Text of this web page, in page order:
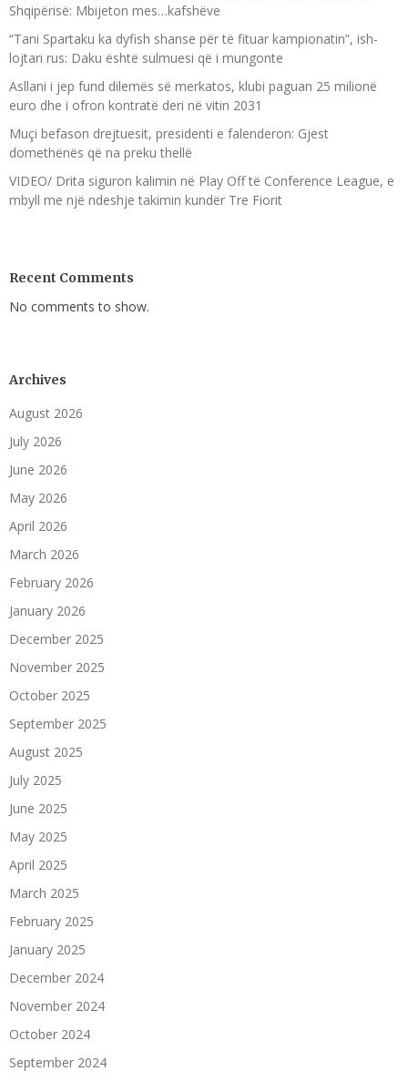
Shqipërisë: Mbijeton mes…kafshëve
“Tani Spartaku ka dyfish shanse për të fituar kampionatin”, ish-
lojtari rus: Daku është sulmuesi që i mungonte
Asllani i jep fund dilemës së merkatos, klubi paguan 25 milionë
euro dhe i ofron kontratë deri në vitin 2031
Muçi befason drejtuesit, presidenti e falenderon: Gjest
domethënës që na preku thellë
VIDEO/ Drita siguron kalimin në Play Off të Conference League, e
mbyll me një ndeshje takimin kundër Tre Fiorit
Recent Comments
No comments to show.
Archives
August 2026
July 2026
June 2026
May 2026
April 2026
March 2026
February 2026
January 2026
December 2025
November 2025
October 2025
September 2025
August 2025
July 2025
June 2025
May 2025
April 2025
March 2025
February 2025
January 2025
December 2024
November 2024
October 2024
September 2024